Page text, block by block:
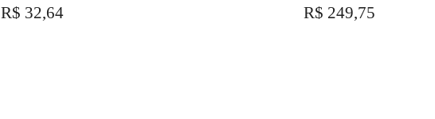
R$ 32,64 R$ 249,75